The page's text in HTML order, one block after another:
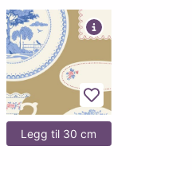
Legg til favoritter
Legg til 30 cm